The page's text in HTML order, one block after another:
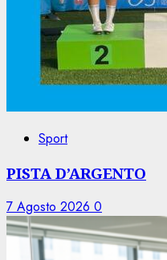
Sport
PISTA D’ARGENTO
7 Agosto 2026 0